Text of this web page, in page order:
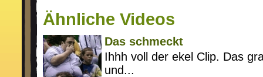
Ähnliche Videos
Das schmeckt
Ihhh voll der ekel Clip. Das
und...